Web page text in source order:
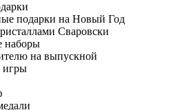
подарки на Новый Год
Сваровски
наборы
на выпускной
игры